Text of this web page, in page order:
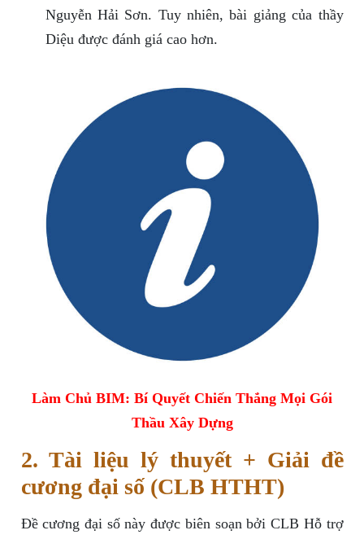
Nguyễn Hải Sơn. Tuy nhiên, bài giảng của thầy
Diệu được đánh giá cao hơn.
Làm Chủ BIM: Bí Quyết Chiến Thắng Mọi Gói
Thầu Xây Dựng
2. Tài liệu lý thuyết + Giải đề
cương đại số (CLB HTHT)
Đề cương đại số này được biên soạn bởi CLB Hỗ trợ